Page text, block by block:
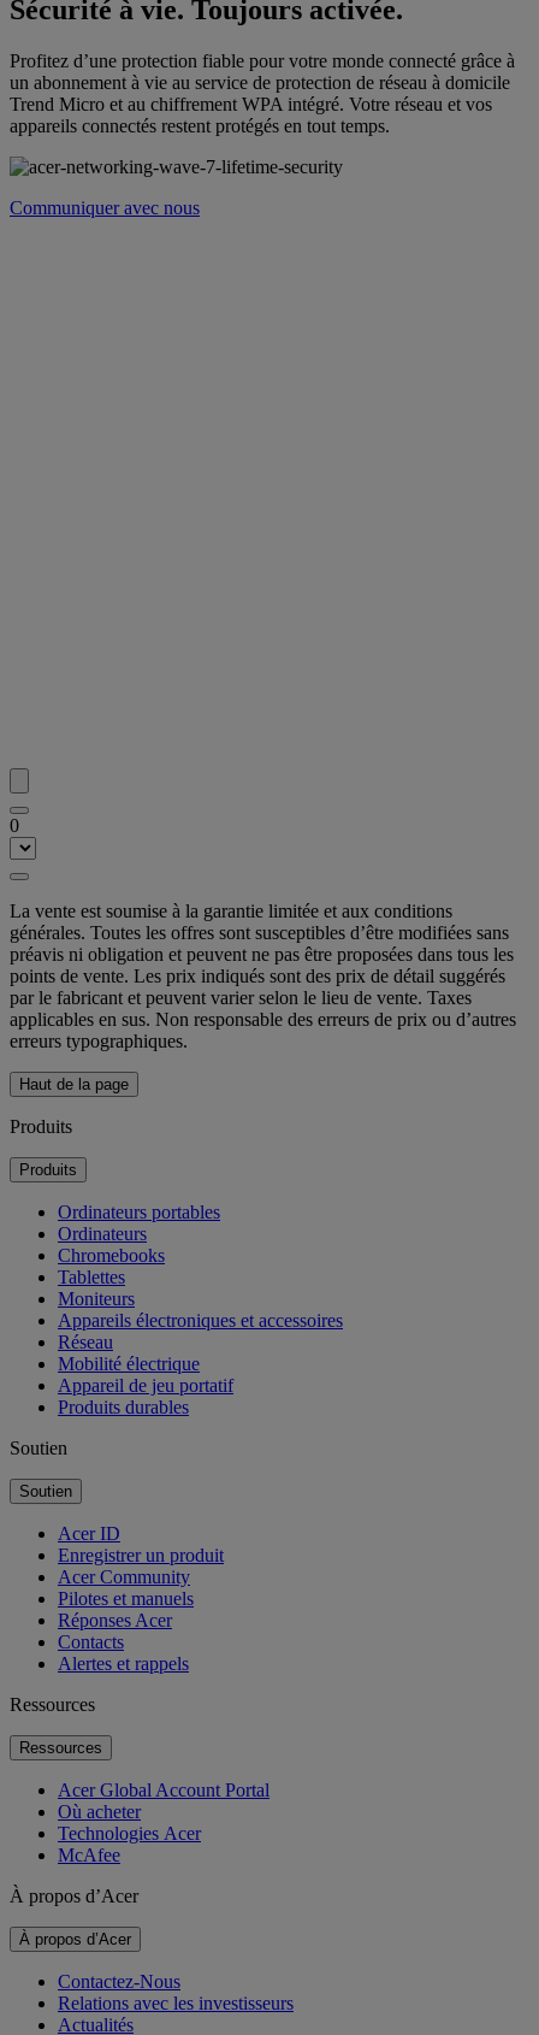
Sécurité à vie. Toujours activée.
Profitez d’une protection fiable pour votre monde connecté grâce à
un abonnement à vie au service de protection de réseau à domicile
Trend Micro et au chiffrement WPA intégré. Votre réseau et vos
appareils connectés restent protégés en tout temps.
Communiquer avec nous
0
La vente est soumise à la garantie limitée et aux conditions
générales. Toutes les offres sont susceptibles d’être modifiées sans
préavis ni obligation et peuvent ne pas être proposées dans tous les
points de vente. Les prix indiqués sont des prix de détail suggérés
par le fabricant et peuvent varier selon le lieu de vente. Taxes
applicables en sus. Non responsable des erreurs de prix ou d’autres
erreurs typographiques.
Haut de la page
Produits
Produits
Ordinateurs portables
Ordinateurs
Chromebooks
Tablettes
Moniteurs
Appareils électroniques et accessoires
Réseau
Mobilité électrique
Appareil de jeu portatif
Produits durables
Soutien
Soutien
Acer ID
Enregistrer un produit
Acer Community
Pilotes et manuels
Réponses Acer
Contacts
Alertes et rappels
Ressources
Ressources
Acer Global Account Portal
Où acheter
Technologies Acer
McAfee
À propos d’Acer
À propos d’Acer
Contactez-Nous
Relations avec les investisseurs
Actualités